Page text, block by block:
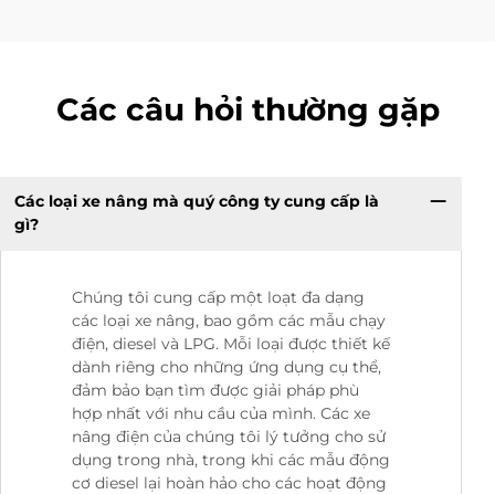
Các câu hỏi thường gặp
Các loại xe nâng mà quý công ty cung cấp là
gì?
Chúng tôi cung cấp một loạt đa dạng
các loại xe nâng, bao gồm các mẫu chạy
điện, diesel và LPG. Mỗi loại được thiết kế
dành riêng cho những ứng dụng cụ thể,
đảm bảo bạn tìm được giải pháp phù
hợp nhất với nhu cầu của mình. Các xe
nâng điện của chúng tôi lý tưởng cho sử
dụng trong nhà, trong khi các mẫu động
cơ diesel lại hoàn hảo cho các hoạt động